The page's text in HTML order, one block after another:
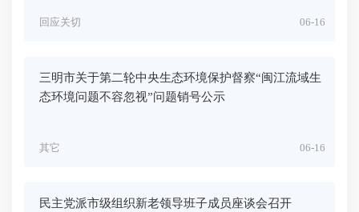
06-16
回应关切
三明市关于第二轮中央生态环境保护督察“闽江流域生
态环境问题不容忽视”问题销号公示
06-16
其它
民主党派市级组织新老领导班子成员座谈会召开